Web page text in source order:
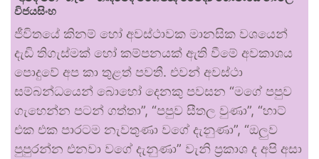
විජයසිංහ
ජීවිතයේ කිනම් හෝ අවස්ථාවක මානසික වශයෙන්
දැඩි තිගැස්මක් හෝ කම්පනයක් ඇති වීමේ අවකාශය
පොදුවේ අප කා තුළත් පවතී. එවන් අවස්ථා
සම්බන්ධයෙන් බොහෝ දෙනකු පවසන “මගේ පපුව
ගැහෙන්න පටන් ගත්තා”, “පපුව සීතල වුණා”, “හාට්
එක එක පාරටම නැවතුණා වගේ දැනුණා”, “ඔලුව
පුපුරන්න එනවා වගේ දැනුණා” වැනි ප්‍රකාශ ද අපි අසා